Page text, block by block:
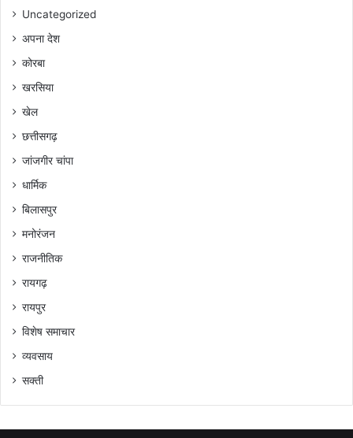
Uncategorized
अपना देश
कोरबा
खरसिया
खेल
छत्तीसगढ़
जांजगीर चांपा
धार्मिक
बिलासपुर
मनोरंजन
राजनीतिक
रायगढ़
रायपुर
विशेष समाचार
व्यवसाय
सक्ती